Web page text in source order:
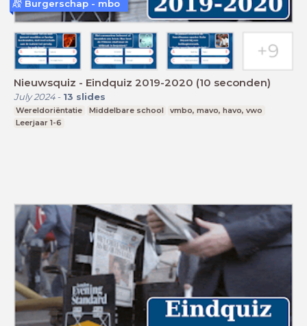
Nieuwsquiz - Eindquiz 2019-2020 (10 seconden)
July 2024- 13 slides
Wereldoriëntatie Middelbare school
vmbo, mavo, havo, vwo
Leerjaar 1-6
Burgerschap - mbo